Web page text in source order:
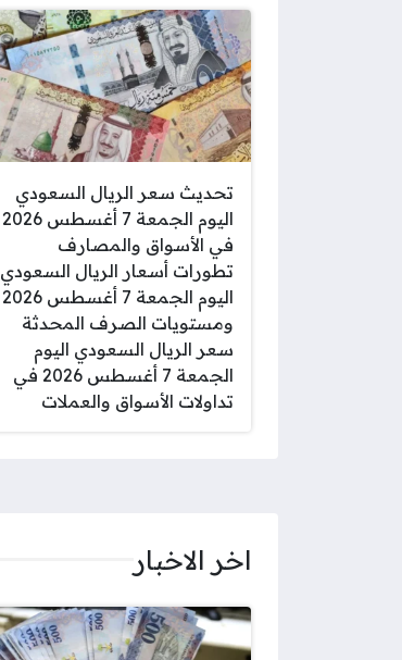
تحديث سعر الريال السعودي
اليوم الجمعة 7 أغسطس 2026
في الأسواق والمصارف
تطورات أسعار الريال السعودي
اليوم الجمعة 7 أغسطس 2026
ومستويات الصرف المحدثة
سعر الريال السعودي اليوم
الجمعة 7 أغسطس 2026 في
تداولات الأسواق والعملات
اخر الاخبار